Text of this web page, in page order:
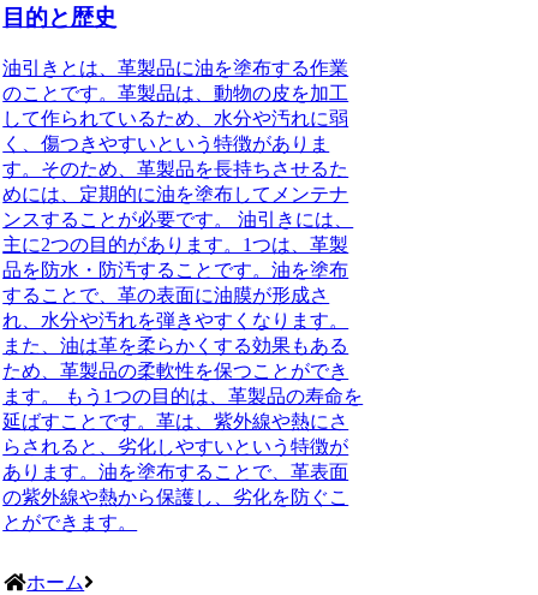
目的と歴史
油引きとは、革製品に油を塗布する作業
のことです。革製品は、動物の皮を加工
して作られているため、水分や汚れに弱
く、傷つきやすいという特徴がありま
す。そのため、革製品を長持ちさせるた
めには、定期的に油を塗布してメンテナ
ンスすることが必要です。 油引きには、
主に2つの目的があります。1つは、革製
品を防水・防汚することです。油を塗布
することで、革の表面に油膜が形成さ
れ、水分や汚れを弾きやすくなります。
また、油は革を柔らかくする効果もある
ため、革製品の柔軟性を保つことができ
ます。 もう1つの目的は、革製品の寿命を
延ばすことです。革は、紫外線や熱にさ
らされると、劣化しやすいという特徴が
あります。油を塗布することで、革表面
の紫外線や熱から保護し、劣化を防ぐこ
とができます。
ホーム